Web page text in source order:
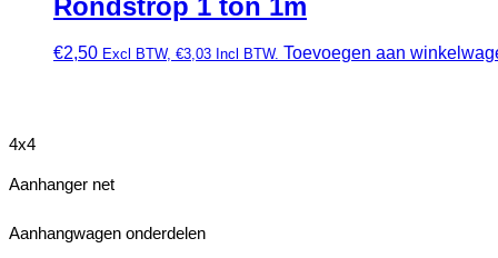
€2,50 Excl BTW, €3,03 Incl BTW. Toevoegen aan
4x4
Aanhanger net
Aanhangwagen onderdelen